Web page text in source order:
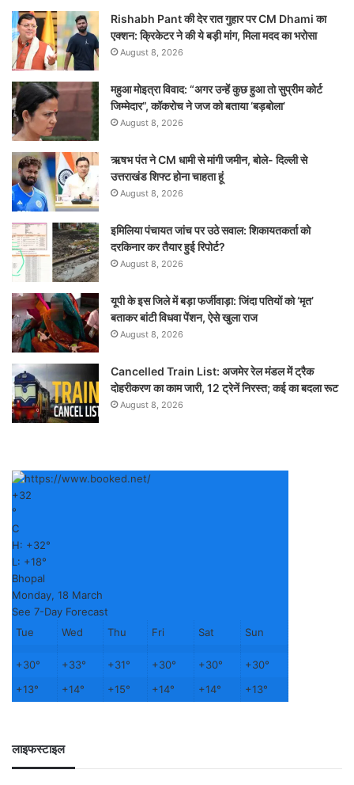
Rishabh Pant की देर रात गुहार पर CM Dhami का
एक्शन: क्रिकेटर ने की ये बड़ी मांग, मिला मदद का भरोसा
August 8, 2026
महुआ मोइत्रा विवाद: “अगर उन्हें कुछ हुआ तो सुप्रीम कोर्ट
जिम्मेदार”, कॉकरोच ने जज को बताया ‘बड़बोला’
August 8, 2026
ऋषभ पंत ने CM धामी से मांगी जमीन, बोले- दिल्ली से
उत्तराखंड शिफ्ट होना चाहता हूं
August 8, 2026
इमिलिया पंचायत जांच पर उठे सवाल: शिकायतकर्ता को
दरकिनार कर तैयार हुई रिपोर्ट?
August 8, 2026
यूपी के इस जिले में बड़ा फर्जीवाड़ा: जिंदा पतियों को ‘मृत’
बताकर बांटी विधवा पेंशन, ऐसे खुला राज
August 8, 2026
Cancelled Train List: अजमेर रेल मंडल में ट्रैक
दोहरीकरण का काम जारी, 12 ट्रेनें निरस्त; कई का बदला रूट
August 8, 2026
+32
°
C
H: +32°
L: +18°
Bhopal
Monday, 18 March
See 7-Day Forecast
Tue
Wed Thu Fri Sat Sun
+30° +33° +31° +30° +30° +30°
+13° +14° +15° +14° +14° +13°
लाइफस्टाइल